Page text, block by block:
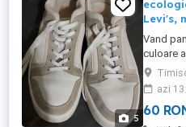
5
Levi's,
Vand
culoare
Sunt
defecte,
azi
60